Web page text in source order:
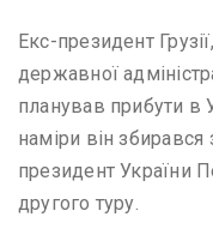
Екс-президент
державної
планував прибути в
наміри він
президент України
другого туру.